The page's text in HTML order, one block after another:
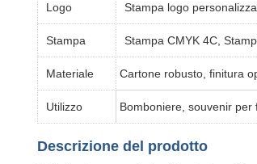
Logo Stampa logo
Stampa Stampa CMYK 4C,
Materiale Cartone robusto, finitura
Utilizzo Bomboniere, souvenir
Descrizione del prodotto